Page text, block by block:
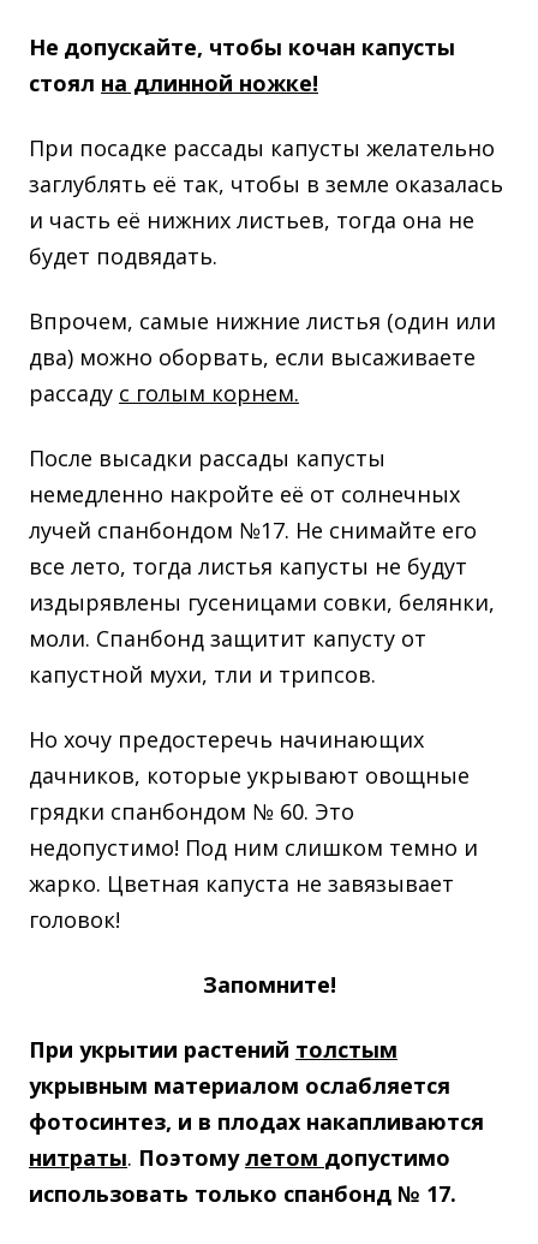
Не допускайте, чтобы кочан капусты
стоял на длинной ножке!
При посадке рассады капусты желательно
заглублять её так, чтобы в земле оказалась
и часть её нижних листьев, тогда она не
будет подвядать.
Впрочем, самые нижние листья (один или
два) можно оборвать, если высаживаете
рассаду с голым корнем.
После высадки рассады капусты
немедленно накройте её от солнечных
лучей спанбондом №17. Не снимайте его
все лето, тогда листья капусты не будут
издырявлены гусеницами совки, белянки,
моли. Спанбонд защитит капусту от
капустной мухи, тли и трипсов.
Но хочу предостеречь начинающих
дачников, которые укрывают овощные
грядки спанбондом № 60. Это
недопустимо! Под ним слишком темно и
жарко. Цветная капуста не завязывает
головок!
Запомните!
При укрытии растений толстым
укрывным материалом ослабляется
фотосинтез, и в плодах накапливаются
нитраты. Поэтомулетом допустимо
использовать только спанбонд № 17.